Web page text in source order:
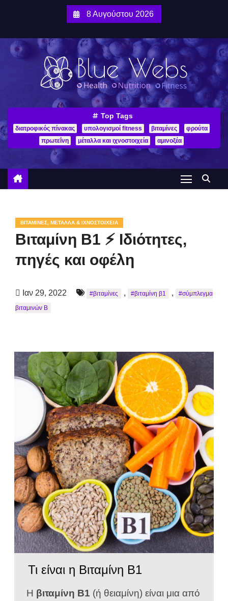
8 Αυγούστου 2026
Top Tags
διατροφικός πίνακας υπολογισμοί fitness βιταμίνες
φρούτα
πρωτεΐνη
μέταλλα και ιχνοστοιχεία αμινοξέα
ΒΙΤΑΜΊΝΕΣ, ΜΈΤΑΛΛΑ & ΙΧΝΟΣΤΟΙΧΕΊΑ
Βιταμίνη Β1 ⚡ Ιδιότητες,
πηγές και οφέλη
Ιαν 29, 2022 #βιταμίνες , #βιταμίνη β1 ,
#σύμπλεγμα
βιταμινών Β
Τι είναι η Βιταμίνη B1
Η βιταμίνη Β1 (ή θειαμίνη) είναι μια από